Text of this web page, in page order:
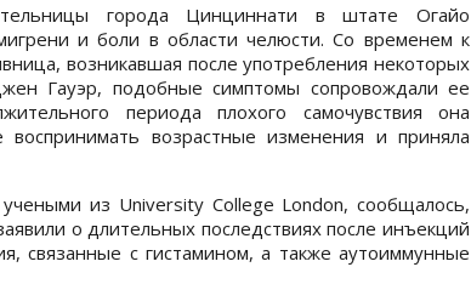
города Цинциннати в штате Огайо
и боли в области челюсти. Со временем к
возникавшая после употребления некоторых
Гауэр, подобные симптомы сопровождали ее
периода плохого самочувствия она
воспринимать возрастные изменения и приняла
из University College London, сообщалось,
о длительных последствиях после инъекций
связанные с гистамином, а также аутоиммунные